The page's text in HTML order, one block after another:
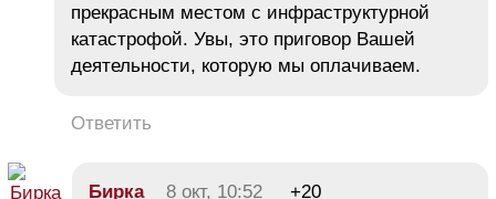
прекрасным местом с инфраструктурной
катастрофой. Увы, это приговор Вашей
деятельности, которую мы оплачиваем.
Ответить
Бирка 8 окт, 10:52
+20